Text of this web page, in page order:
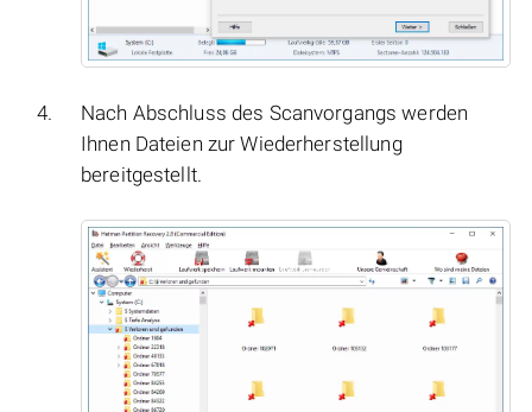
Nach Abschluss des Scanvorgangs werden
Ihnen Dateien zur Wiederherstellung
bereitgestellt.